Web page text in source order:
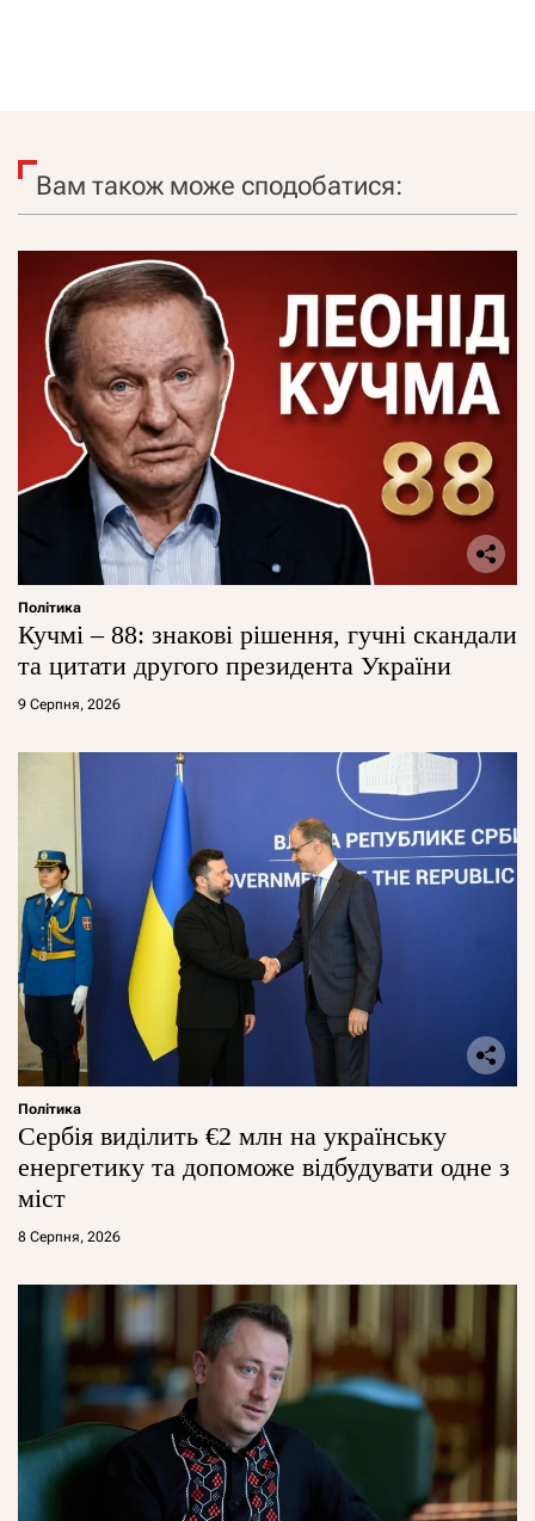
Вам також може сподобатися:
Політика
Кучмі – 88: знакові рішення, гучні скандали
та цитати другого президента України
9 Серпня, 2026
Політика
Сербія виділить €2 млн на українську
енергетику та допоможе відбудувати одне з
міст
8 Серпня, 2026